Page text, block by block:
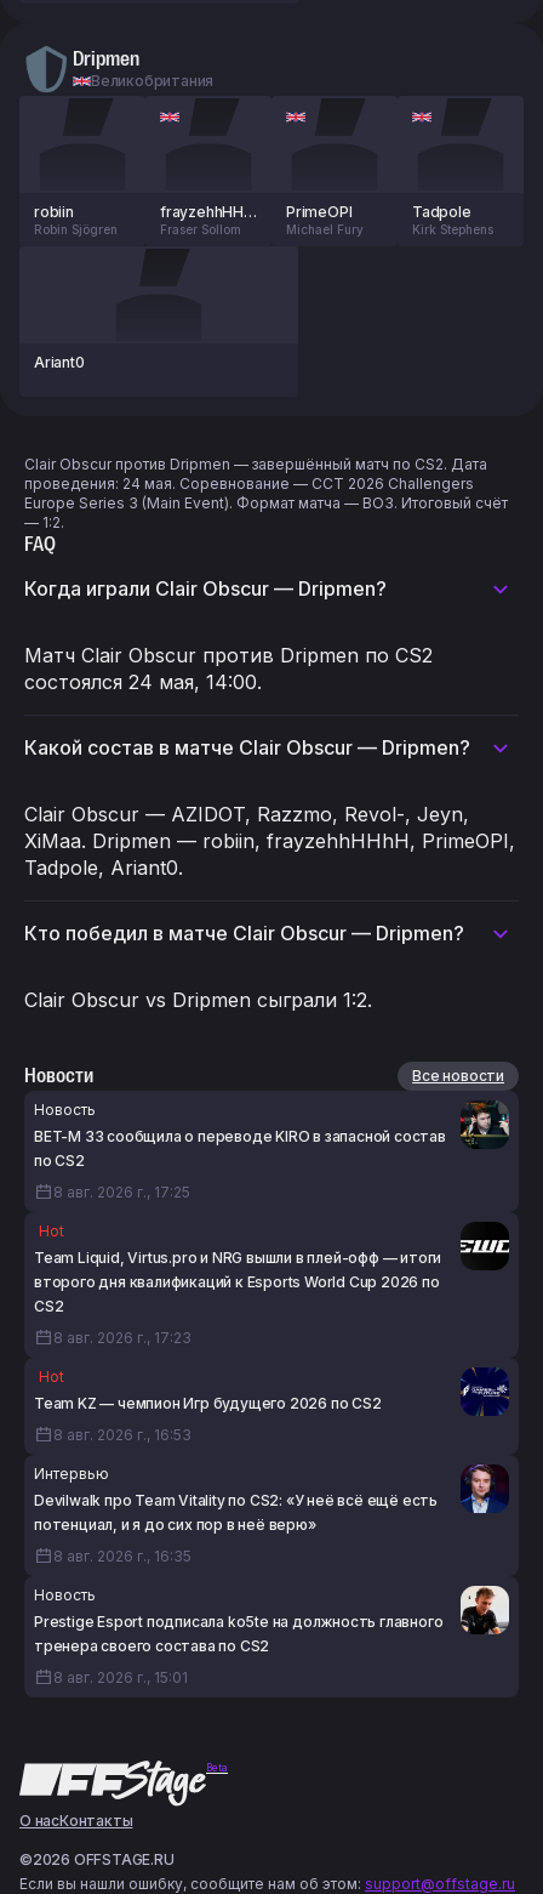
Dripmen
Великобритания
robiin
Robin Sjögren
frayzehhHHh
H
Fraser Sollom
PrimeOPI
Michael Fury
Tadpole
Kirk Stephens
Ariant0
Clair Obscur против Dripmen — завершённый матч по CS2. Дата
проведения: 24 мая. Соревнование — CCT 2026 Challengers
Europe Series 3 (Main Event). Формат матча — BO3. Итоговый счёт
— 1:2.
FAQ
Когда играли Clair Obscur — Dripmen?
Матч Clair Obscur против Dripmen по CS2
состоялся 24 мая, 14:00.
Какой состав в матче Clair Obscur — Dripmen?
Clair Obscur — AZIDOT, Razzmo, Revol-, Jeyn,
XiMaa. Dripmen — robiin, frayzehhHHhH, PrimeOPI,
Tadpole, Ariant0.
Кто победил в матче Clair Obscur — Dripmen?
Clair Obscur vs Dripmen сыграли 1:2.
Новости
Все новости
Новость
BET-M 33 сообщила о переводе KIRO в запасной состав
по CS2
8 авг. 2026 г., 17:25
Hot
Team Liquid, Virtus.pro и NRG вышли в плей-офф — итоги
второго дня квалификаций к Esports World Cup 2026 по
CS2
8 авг. 2026 г., 17:23
Hot
Team KZ — чемпион Игр будущего 2026 по CS2
8 авг. 2026 г., 16:53
Интервью
Devilwalk про Team Vitality по CS2: «У неё всё ещё есть
потенциал, и я до сих пор в неё верю»
8 авг. 2026 г., 16:35
Новость
Prestige Esport подписала ko5te на должность главного
тренера своего состава по CS2
8 авг. 2026 г., 15:01
Beta
О насКонтакты
©2026 OFFSTAGE.RU
Если вы нашли ошибку, сообщите нам об этом: support@offstage.ru